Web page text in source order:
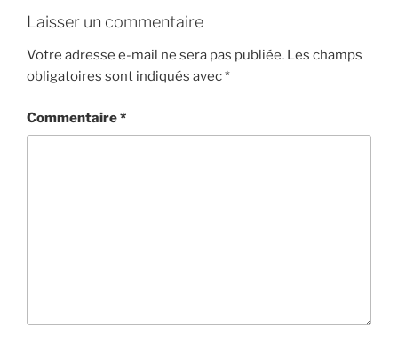
Laisser un commentaire
Votre adresse e-mail ne sera pas publiée. Les champs
obligatoires sont indiqués avec*
Commentaire*